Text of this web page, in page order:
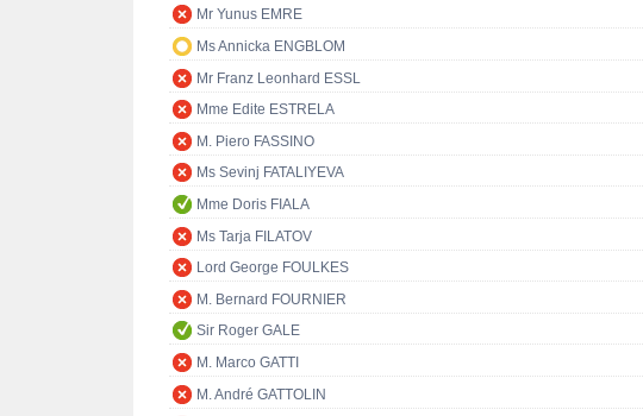
Mr Yunus EMRE
Ms Annicka ENGBLOM
Mr Franz Leonhard ESSL
Mme Edite ESTRELA
M. Piero FASSINO
Ms Sevinj FATALIYEVA
Mme Doris FIALA
Ms Tarja FILATOV
Lord George FOULKES
M. Bernard FOURNIER
Sir Roger GALE
M. Marco GATTI
M. André GATTOLIN